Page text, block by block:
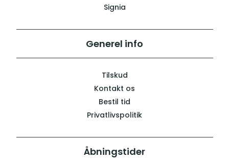
Signia
Generel info
Tilskud
Kontakt os
Bestil tid
Privatlivspolitik
Åbningstider